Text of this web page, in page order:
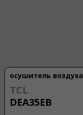
осушитель воздуха
TCL
DEA35EB